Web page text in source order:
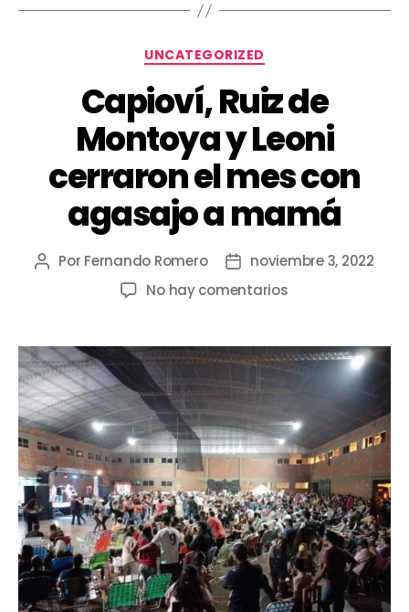
UNCATEGORIZED
Capioví, Ruiz de
Montoya y Leoni
cerraron el mes con
agasajo a mamá
Por Fernando Romero
noviembre 3, 2022
No hay comentarios